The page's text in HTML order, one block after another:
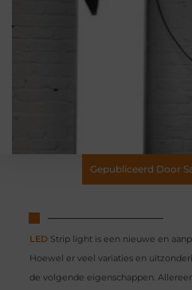
Gepubliceerd Door
LEDStrip light is een nieuwe en
Hoewel er veel variaties en
de volgende eigenschappen.